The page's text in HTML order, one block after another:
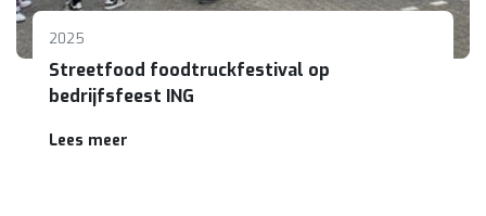
2025
Streetfood foodtruckfestival op
bedrijfsfeest ING
Lees meer